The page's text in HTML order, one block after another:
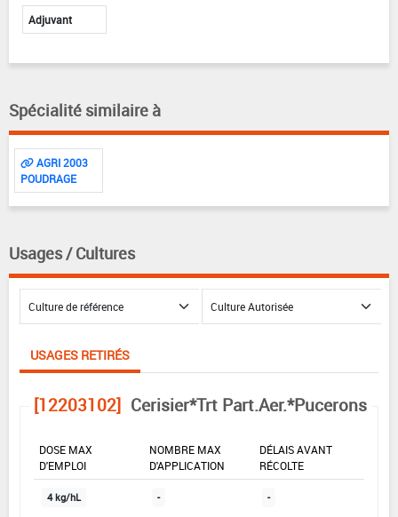
Adjuvant
Spécialité similaire à
AGRI 2003
POUDRAGE
Usages / Cultures
USAGES RETIRÉS
[12203102] Cerisier*Trt Part.Aer.*Pucerons
DOSE MAX
D'EMPLOI
NOMBRE MAX
D'APPLICATION
DÉLAIS AVANT
RÉCOLTE
4 kg/hL - -